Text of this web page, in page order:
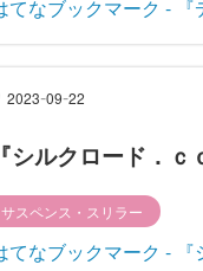
2023-09-22
『シルクロード．
サスペンス・スリラー